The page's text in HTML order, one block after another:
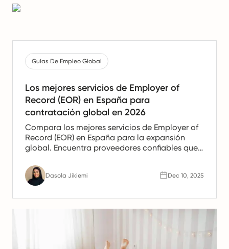
Guías De Empleo Global
Los mejores servicios de Employer of
Record (EOR) en España para
contratación global en 2026
Compara los mejores servicios de Employer of
Record (EOR) en España para la expansión
global. Encuentra proveedores confiables que
y cumplimiento para equipos españoles.
Dasola Jikiemi Dec 10, 2025